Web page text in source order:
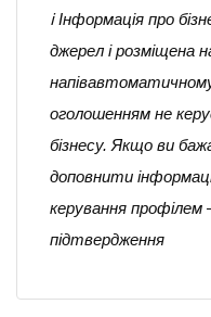
ℹ️ Інформація про
джерел і розміщена
оголошенням не
бізнесу. Якщо ви
доповнити
керування
підтвердження